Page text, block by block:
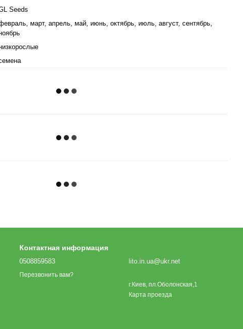
Seeds
март, апрель, май, июнь, октябрь, июль, август, сентябрь,
Контактная информация
0508859583
Перезвонить вам?
lito.in.ua@ukr.net
г.Киев, пл.Оболонская,1
Карта проезда